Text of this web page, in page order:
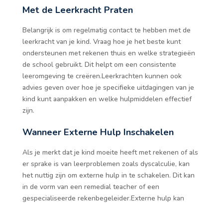
Met de Leerkracht Praten
Belangrijk is om regelmatig contact te hebben met de
leerkracht van je kind. Vraag hoe je het beste kunt
ondersteunen met rekenen thuis en welke strategieën
de school gebruikt. Dit helpt om een consistente
leeromgeving te creëren.Leerkrachten kunnen ook
advies geven over hoe je specifieke uitdagingen van je
kind kunt aanpakken en welke hulpmiddelen effectief
zijn.
Wanneer Externe Hulp Inschakelen
Als je merkt dat je kind moeite heeft met rekenen of als
er sprake is van leerproblemen zoals dyscalculie, kan
het nuttig zijn om externe hulp in te schakelen. Dit kan
in de vorm van een remedial teacher of een
gespecialiseerde rekenbegeleider.Externe hulp kan